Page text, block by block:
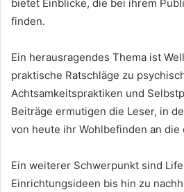
bietet Einblicke, die bei ihrem
finden.
Ein herausragendes Thema ist
praktische Ratschläge zu
Achtsamkeitspraktiken und
Beiträge ermutigen die Leser, in
von heute ihr Wohlbefinden an
Ein weiterer Schwerpunkt sind
Einrichtungsideen bis hin zu